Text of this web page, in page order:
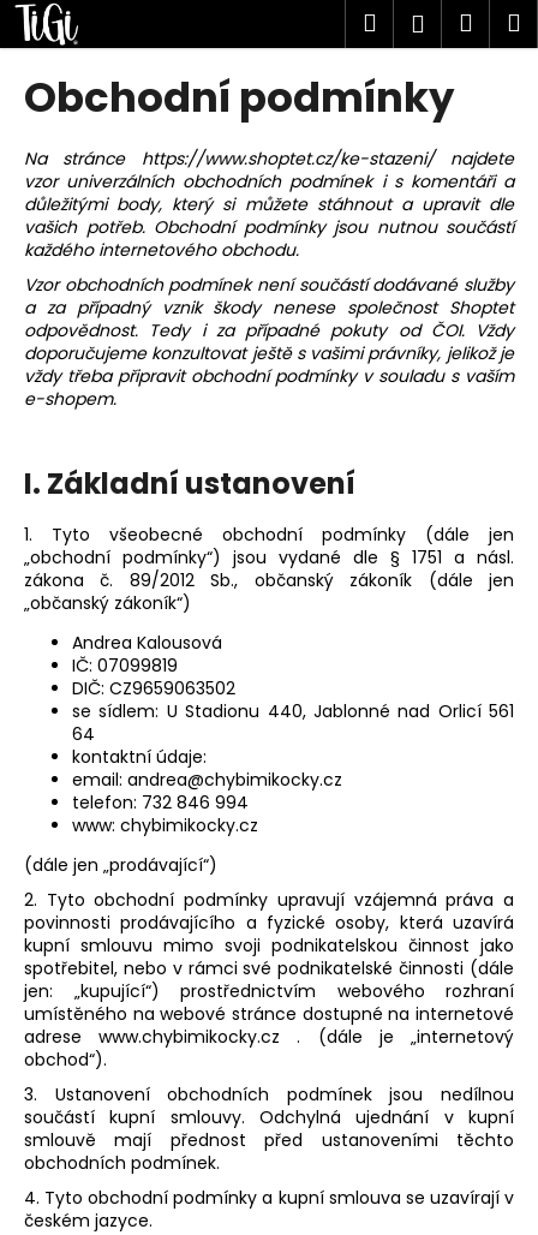
Přejít
obsah
Hledat
Obchodní podmínky
Na stránce https://www.shoptet.cz/ke-stazeni/najdete
vzor univerzálních obchodních podmínek i s komentáři a
důležitými body, který si můžete stáhnout a upravit dle
vašich potřeb. Obchodní podmínky jsou nutnou součástí
každého internetového obchodu.
Vzor obchodních podmínek není součástí dodávané služby
a za případný vznik škody nenese společnost Shoptet
odpovědnost. Tedy i za případné pokuty od ČOI. Vždy
doporučujeme konzultovat ještě s vašimi právníky, jelikož je
vždy třeba připravit obchodní podmínky v souladu s vaším
e-shopem.
I. Základní ustanovení
1. Tyto všeobecné obchodní podmínky (dále jen
„obchodní podmínky“) jsou vydané dle § 1751 a násl.
zákona č. 89/2012 Sb., občanský zákoník (dále jen
„občanský zákoník“)
Andrea Kalousová
IČ: 07099819
DIČ: CZ9659063502
se sídlem: U Stadionu 440, Jablonné nad Orlicí 561
64
kontaktní údaje:
email: andrea@chybimikocky.cz
telefon: 732 846 994
www: chybimikocky.cz
(dále jen „prodávající“)
2. Tyto obchodní podmínky upravují vzájemná práva a
povinnosti prodávajícího a fyzické osoby, která uzavírá
kupní smlouvu mimo svoji podnikatelskou činnost jako
spotřebitel, nebo v rámci své podnikatelské činnosti (dále
jen: „kupující“) prostřednictvím webového rozhraní
umístěného na webové stránce dostupné na internetové
adrese www.chybimikocky.cz . (dále je „internetový
obchod“).
3. Ustanovení obchodních podmínek jsou nedílnou
součástí kupní smlouvy. Odchylná ujednání v kupní
smlouvě mají přednost před ustanoveními těchto
obchodních podmínek.
4. Tyto obchodní podmínky a kupní smlouva se uzavírají v
českém jazyce.
K
o
o
p
o
t
ř
e
b
u
j
t
e
n
a
j
HLEDAT
D
o
p
o
r
u
č
u
j
e
m
e